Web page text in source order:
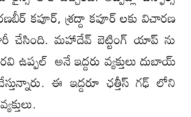
కపూర్, శ్రద్దా కపూర్ లకు విచారణ
చేసింది. మహాదేవ్ బెట్టింగ్ యాప్ ను
ఉప్పల్ అనే ఇద్దరు వ్యక్తులు దుబాయ్
ఈ ఇద్దరూ ఛత్తీస్ గఢ్ లోని